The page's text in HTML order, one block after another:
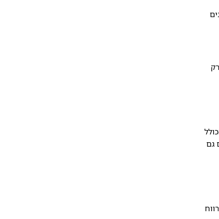
הסך הכולל
גם
צריכים להפקיד 12.55% מסך הרווח